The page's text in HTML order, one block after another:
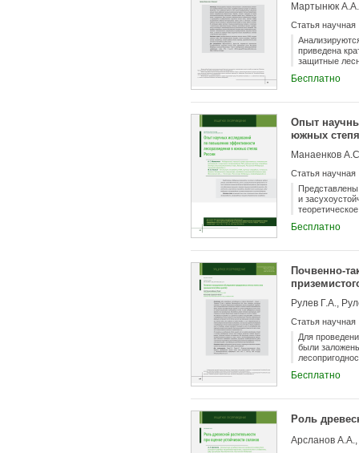
Мартынюк
Статья научная
приведена
защитные
защищая
возрастными
роста на
по созданию
Бесплатно
Опыт
южных
Манаенков
Статья научная
и
полупустыни
Бесплатно
Почвенно-
Рулев Г.А.,
Статья научная
Для
были
пробных
Они созданы
представлены
Бесплатно
Роль
Арсланов